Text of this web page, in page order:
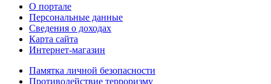
О портале
Персональные данные
Сведения о доходах
Карта сайта
Интернет-магазин
Памятка личной безопасности
Противодействие терроризму